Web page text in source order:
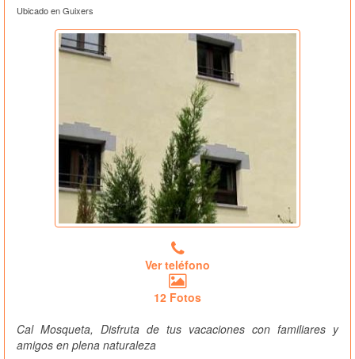
Ubicado en Guixers
Ver teléfono
12 Fotos
Cal Mosqueta, Disfruta de tus vacaciones con familiares y
amigos en plena naturaleza